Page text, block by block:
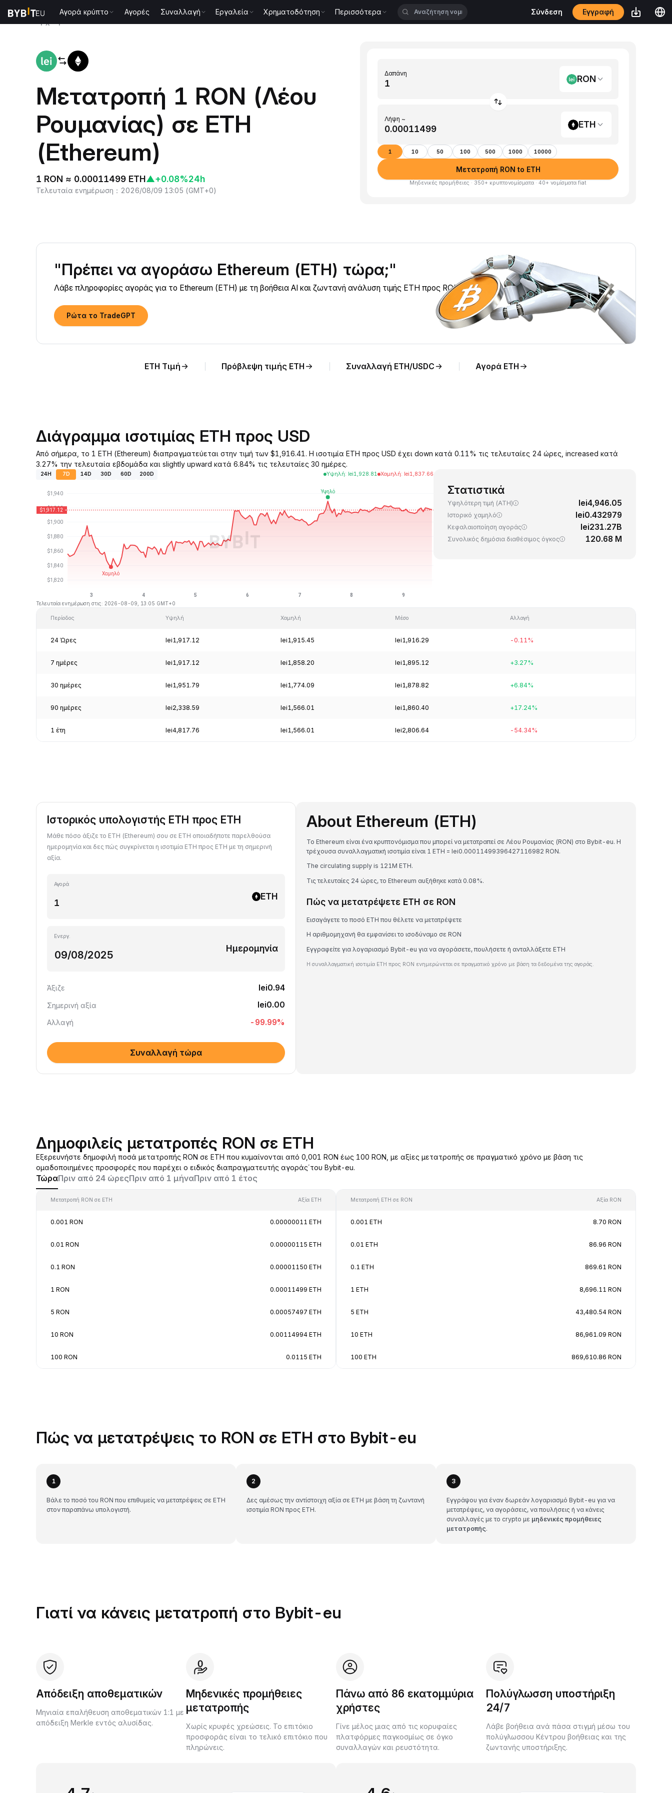
Αγορά κρύπτο Αγορές Συναλλαγή Εργαλεία Χρηματοδότηση Περισσότερα Σύνδεση Εγγραφή
Μετατροπή 1 RON (Λέου
Ρουμανίας) σε ETH
(Ethereum)
1 RON ≈ 0.00011499 ETH▲+0.08%24h
Τελευταία ενημέρωση ： 2026/08/09 13:05 (GMT+0)
Δαπάνη
RON
Λήψη ~
ETH
1 10 50 100 500 1000 10000
Μετατροπή RON to ETH
Μηδενικές προμήθειες · 350+ κρυπτονομίσματα · 40+ νομίσματα fiat
"Πρέπει να αγοράσω Ethereum (ETH) τώρα;"
Λάβε πληροφορίες αγοράς για το Ethereum (ETH) με τη βοήθεια AI και ζωντανή ανάλυση τιμής ETH προς RON.
Ρώτα το TradeGPT
ETH Τιμή Πρόβλεψη τιμής ETH Συναλλαγή ETH/USDC Αγορά ETH
Διάγραμμα ισοτιμίας ETH προς USD
Από σήμερα, το 1 ETH (Ethereum) διαπραγματεύεται στην τιμή των $1,916.41. Η ισοτιμία ETH προς USD έχει down κατά 0.11% τις τελευταίες 24 ώρες, increased κατά
3.27% την τελευταία εβδομάδα και slightly upward κατά 6.84% τις τελευταίες 30 ημέρες.
24H 7D 14D 30D 60D 200D Υψηλή: lei1,928.81 Χαμηλή: lei1,837.66
Τελευταία ενημέρωση στις: 2026-08-09, 13:05 GMT+0
Στατιστικά
Υψηλότερη τιμή (ATH) lei4,946.05
Ιστορικό χαμηλό lei0.432979
Κεφαλαιοποίηση αγοράς lei231.27B
Συνολικός δημόσια διαθέσιμος όγκος 120.68 M
Περίοδος Υψηλή Χαμηλή Μέσο Αλλαγή
24 Ώρες lei1,917.12 lei1,915.45 lei1,916.29 -0.11%
7 ημέρες lei1,917.12 lei1,858.20 lei1,895.12 +3.27%
30 ημέρες lei1,951.79 lei1,774.09 lei1,878.82 +6.84%
90 ημέρες lei2,338.59 lei1,566.01 lei1,860.40 +17.24%
1 έτη lei4,817.76 lei1,566.01 lei2,806.64 -54.34%
Ιστορικός υπολογιστής ETH προς ETH
Μάθε πόσο άξιζε το ETH (Ethereum) σου σε ETH οποιαδήποτε παρελθούσα
ημερομηνία και δες πώς συγκρίνεται η ισοτιμία ETH προς ETH με τη σημερινή
αξία.
Αγορά
ETH
Ενεργ.
Ημερομηνία
Άξιζε lei0.94
Σημερινή αξία lei0.00
Αλλαγή -99.99%
Συναλλαγή τώρα
About Ethereum (ETH)
Το Ethereum είναι ένα κρυπτονόμισμα που μπορεί να μετατραπεί σε Λέου Ρουμανίας (RON) στο Bybit-eu. Η
τρέχουσα συναλλαγματική ισοτιμία είναι 1 ETH = lei0.00011499396427116982 RON.
The circulating supply is 121M ETH.
Τις τελευταίες 24 ώρες, το Ethereum αυξήθηκε κατά 0.08%.
Πώς να μετατρέψετε ETH σε RON
Εισαγάγετε το ποσό ETH που θέλετε να μετατρέψετε
Η αριθμομηχανή θα εμφανίσει το ισοδύναμο σε RON
Εγγραφείτε για λογαριασμό Bybit-eu για να αγοράσετε, πουλήσετε ή ανταλλάξετε ETH
Η συναλλαγματική ισοτιμία ETH προς RON ενημερώνεται σε πραγματικό χρόνο με βάση τα δεδομένα της αγοράς.
Δημοφιλείς μετατροπές RON σε ETH
Εξερευνήστε δημοφιλή ποσά μετατροπής RON σε ETH που κυμαίνονται από 0,001 RON έως 100 RON, με αξίες μετατροπής σε πραγματικό χρόνο με βάση τις
ομαδοποιημένες προσφορές που παρέχει ο ειδικός διαπραγματευτής αγοράς΄του Bybit-eu.
ΤώραΠριν από 24 ώρεςΠριν από 1 μήναΠριν από 1 έτος
Μετατροπή RON σε ETH Αξία ETH
0.001 RON 0.00000011 ETH
0.01 RON 0.00000115 ETH
0.1 RON 0.00001150 ETH
1 RON 0.00011499 ETH
5 RON 0.00057497 ETH
10 RON 0.00114994 ETH
100 RON 0.0115 ETH
Μετατροπή ETH σε RON Αξία RON
0.001 ETH 8.70 RON
0.01 ETH 86.96 RON
0.1 ETH 869.61 RON
1 ETH 8,696.11 RON
5 ETH 43,480.54 RON
10 ETH 86,961.09 RON
100 ETH 869,610.86 RON
Πώς να μετατρέψεις το RON σε ETH στο Bybit-eu
1
Βάλε το ποσό του RON που επιθυμείς να μετατρέψεις σε ETH
στον παραπάνω υπολογιστή.
2
Δες αμέσως την αντίστοιχη αξία σε ETH με βάση τη ζωντανή
ισοτιμία RON προς ETH.
3
Εγγράψου για έναν δωρεάν λογαριασμό Bybit-eu για να
μετατρέψεις, να αγοράσεις, να πουλήσεις ή να κάνεις
συναλλαγές με το crypto με μηδενικές προμήθειες
μετατροπής.
Γιατί να κάνεις μετατροπή στο Bybit-eu
Απόδειξη αποθεματικών
Μηνιαία επαλήθευση αποθεματικών 1:1 με
απόδειξη Merkle εντός αλυσίδας.
Μηδενικές προμήθειες
μετατροπής
Χωρίς κρυφές χρεώσεις. Το επιτόκιο
προσφοράς είναι το τελικό επιτόκιο που
πληρώνεις.
Πάνω από 86 εκατομμύρια
χρήστες
Γίνε μέλος μιας από τις κορυφαίες
πλατφόρμες παγκοσμίως σε όγκο
συναλλαγών και ρευστότητα.
Πολύγλωσση υποστήριξη
24/7
Λάβε βοήθεια ανά πάσα στιγμή μέσω του
πολύγλωσσου Κέντρου βοήθειας και της
ζωντανής υποστήριξης.